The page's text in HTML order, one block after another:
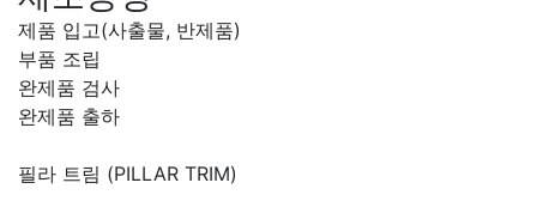
제품 입고(사출물, 반제품)
부품 조립
완제품 검사
완제품 출하
필라 트림 (PILLAR TRIM)